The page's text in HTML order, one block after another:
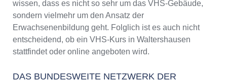
wissen, dass es nicht so sehr um das VHS-Gebäude,
sondern vielmehr um den Ansatz der
Erwachsenenbildung geht. Folglich ist es auch nicht
entscheidend, ob ein VHS-Kurs in Waltershausen
stattfindet oder online angeboten wird.
DAS BUNDESWEITE NETZWERK DER